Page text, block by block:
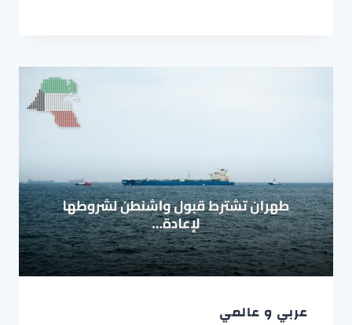
عربي و عالمي